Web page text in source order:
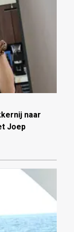
naar
Joep